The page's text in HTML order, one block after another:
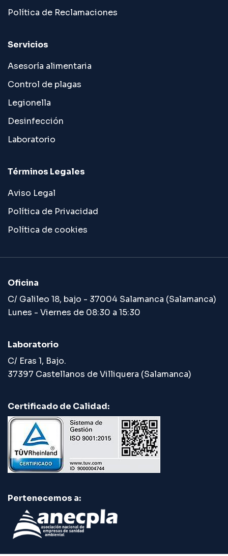
Política de Reclamaciones
Servicios
Asesoría alimentaria
Control de plagas
Legionella
Desinfección
Laboratorio
Términos Legales
Aviso Legal
Política de Privacidad
Política de cookies
Oficina
C/ Galileo 18, bajo - 37004 Salamanca (Salamanca)
Lunes - Viernes de 08:30 a 15:30
Laboratorio
C/ Eras 1, Bajo.
37397 Castellanos de Villiquera (Salamanca)
Certificado de Calidad:
Pertenecemos a: